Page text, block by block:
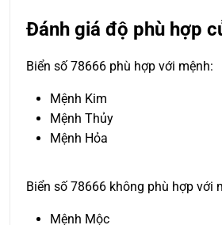
Đánh giá độ phù hợp
Biển số 78666 phù hợp với mệnh:
Mệnh Kim
Mệnh Thủy
Mệnh Hỏa
Biển số 78666 không phù hợp với
Mệnh Mộc